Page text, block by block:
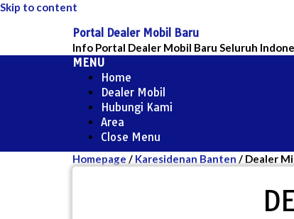
Skip to content
Portal Dealer Mobil Baru
Info Portal Dealer Mobil Baru Seluruh
MENU
Home
Dealer Mobil
Hubungi Kami
Area
Close Menu
Homepage / Karesidenan Banten / Dealer